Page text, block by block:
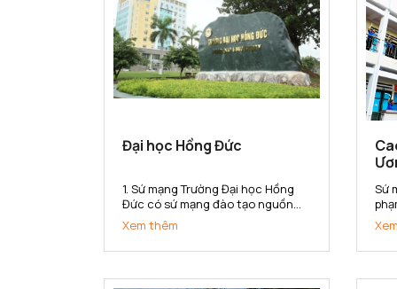
Đại học Hồng Đức
1. Sứ mạng Trường Đại học Hồng
Đức có sứ mạng đào tạo nguồn
nhân lực đa lĩnh vực có khả năng
thích ứng với sự thay đổi của thị
trường lao động; nghiên cứu khoa
vụ sự phát triển kinh tế - xã...
Xem thêm
Sứ
sở
hội